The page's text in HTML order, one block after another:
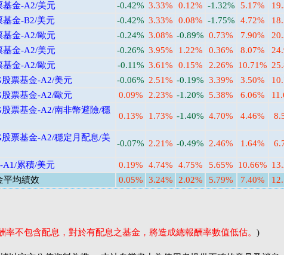
基金-A2/美元
-0.42% 3.33% 0.12% -1.32% 5.17%
基金-B2/美元
-0.42% 3.33% 0.08% -1.75% 4.72%
基金-A2/歐元
-0.24% 3.08% -0.89% 0.73% 7.90%
基金-A2/美元
-0.26% 3.95% 1.22% 0.36% 8.07%
基金-A2/歐元
-0.11% 3.61% 0.15% 2.26% 10.71%
票基金-A2/美元
-0.06% 2.51% -0.19% 3.39% 3.50%
票基金-A2/歐元
0.09% 2.23% -1.20% 5.38% 6.06%
票基金-A2/南非幣避險/穩
0.13% 1.73% -1.40% 4.70% 4.46%
票基金-A2/穩定月配息/美
-0.07% 2.21% -0.49% 2.46% 1.64%
A1/累積/美元 0.19% 4.74% 4.75% 5.65% 10.66%
平均績效
0.05% 3.24% 2.02% 5.79% 7.40%
不包含配息，對於有配息之基金，將造成總報酬率數值低估。 )